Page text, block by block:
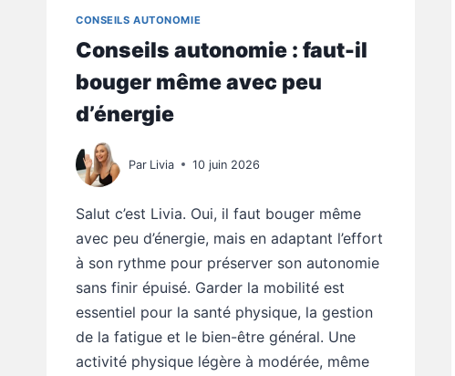
CONSEILS AUTONOMIE
Conseils autonomie : faut-il
bouger même avec peu
d’énergie
Par Livia 10 juin 2026
Salut c’est Livia. Oui, il faut bouger même
avec peu d’énergie, mais en adaptant l’effort
à son rythme pour préserver son autonomie
sans finir épuisé. Garder la mobilité est
essentiel pour la santé physique, la gestion
de la fatigue et le bien-être général. Une
activité physique légère à modérée, même